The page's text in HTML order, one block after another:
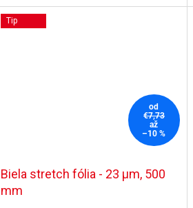
Tip
od
€7,73
až
–10 %
Biela stretch fólia - 23 µm, 500
mm